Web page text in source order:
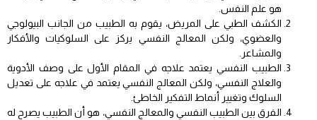
هو علم النفس.
الكشف الطبي على المريض، يقوم به الطبيب من الجانب البيولوجي
والعضوي، ولكن المعالج النفسي يركز على السلوكيات والأفكار
والمشاعر.
الطبيب النفسي يعتمد علاجه في المقام الأول على وصف الأدوية
والعلاج النفسي، ولكن المعالج النفسي يعتمد في علاجه على تعديل
السلوك وتغيير أنماط التفكير الخاطئ.
الفرق بين الطبيب النفسي والمعالج النفسي، هو أن الطبيب يصرح له